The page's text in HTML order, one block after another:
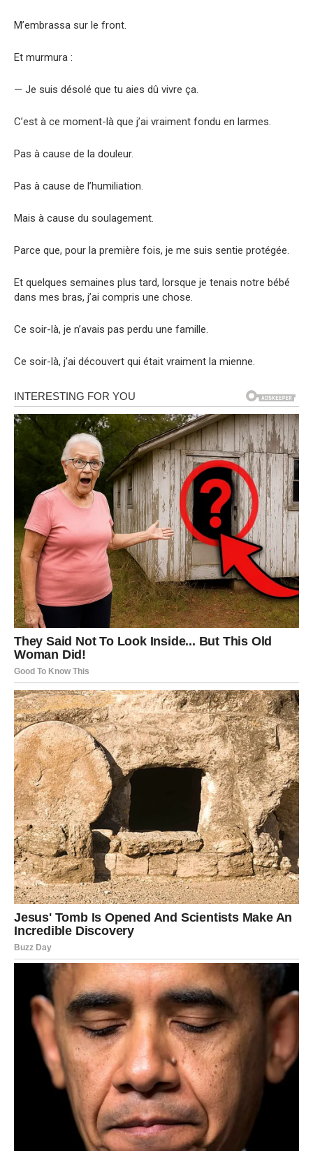
M’embrassa sur le front.
Et murmura :
— Je suis désolé que tu aies dû vivre ça.
C’est à ce moment-là que j’ai vraiment fondu en larmes.
Pas à cause de la douleur.
Pas à cause de l’humiliation.
Mais à cause du soulagement.
Parce que, pour la première fois, je me suis sentie protégée.
Et quelques semaines plus tard, lorsque je tenais notre bébé
dans mes bras, j’ai compris une chose.
Ce soir-là, je n’avais pas perdu une famille.
Ce soir-là, j’ai découvert qui était vraiment la mienne.